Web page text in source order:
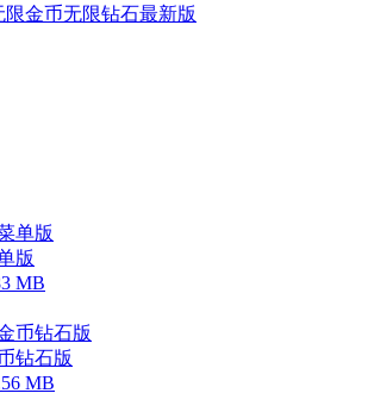
金币无限钻石最新版
版
MB
钻石版
MB